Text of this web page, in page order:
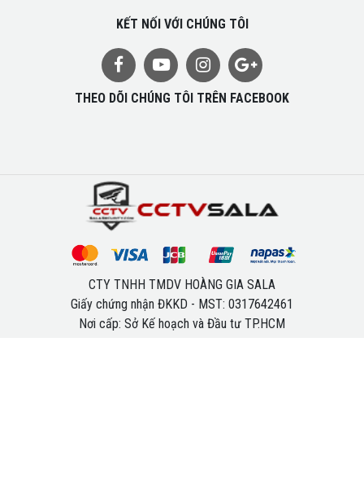
KẾT NỐI VỚI CHÚNG TÔI
THEO DÕI CHÚNG TÔI TRÊN FACEBOOK
CTY TNHH TMDV HOÀNG GIA SALA
Giấy chứng nhận ĐKKD - MST: 0317642461
Nơi cấp: Sở Kế hoạch và Đầu tư TP.HCM